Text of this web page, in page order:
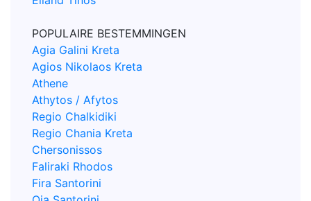
POPULAIRE BESTEMMINGEN
Agia Galini Kreta
Agios Nikolaos Kreta
Athene
Athytos / Afytos
Regio Chalkidiki
Regio Chania Kreta
Chersonissos
Faliraki Rhodos
Fira Santorini